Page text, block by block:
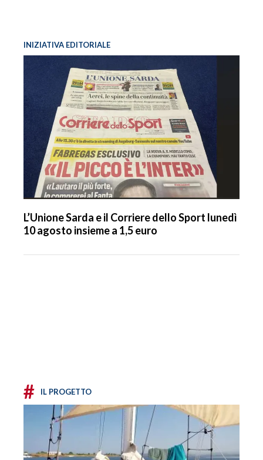
INIZIATIVA EDITORIALE
L’Unione Sarda e il Corriere dello Sport lunedì
10 agosto insieme a 1,5 euro
# IL PROGETTO